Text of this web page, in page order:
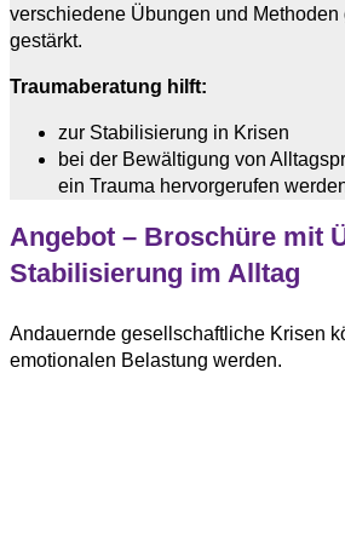
verschiedene Übungen und Methoden
gestärkt.
Traumaberatung hilft:
zur Stabilisierung in Krisen
bei der Bewältigung von
ein Trauma hervorgerufen
Angebot – Broschüre mit
Stabilisierung im Alltag
Andauernde gesellschaftliche Krisen
emotionalen Belastung werden.